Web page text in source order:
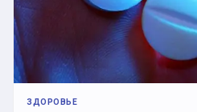
ЗДОРОВЬЕ